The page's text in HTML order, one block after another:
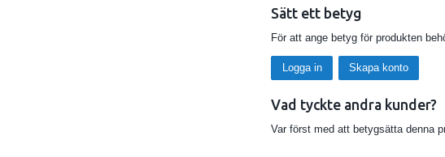
Sätt ett betyg
För att ange betyg för produkten
Logga in Skapa konto
Vad tyckte andra kunder?
Var först med att betygsätta denna